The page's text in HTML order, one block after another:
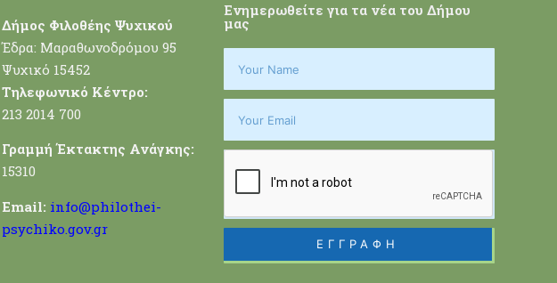
Δήμος Φιλοθέης Ψυχικού
Έδρα: Μαραθωνοδρόμου 95
Ψυχικό 15452
Τηλεφωνικό Κέντρο:
213 2014 700
Γραμμή Έκτακτης Ανάγκης:
15310
Email: info@philothei-
psychiko.gov.gr
Ενημερωθείτε για τα νέα του Δήμου
μας
ΕΓΓΡΑΦΗ